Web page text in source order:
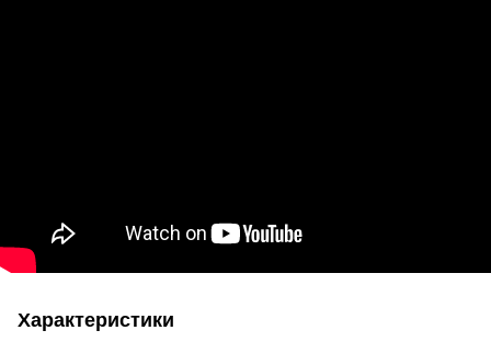
Характеристики